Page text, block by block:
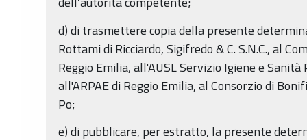
d) di trasmettere copia della presente
Rottami di Ricciardo, Sigifredo & C. S.N.C., al
Reggio Emilia, all'AUSL Servizio Igiene e Sanità
all'ARPAE di Reggio Emilia, al Consorzio di
Po;
e) di pubblicare, per estratto, la presente